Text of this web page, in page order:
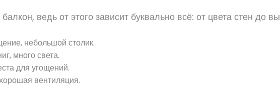
ведь от этого зависит буквально всё: от цвета стен до
небольшой столик.
много света.
для угощений.
вентиляция.